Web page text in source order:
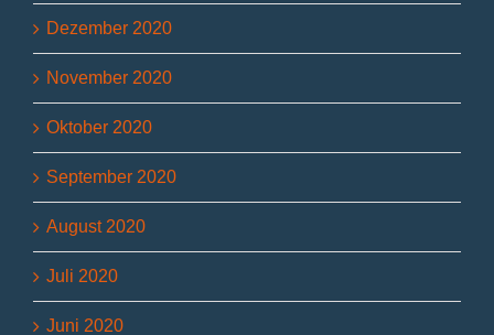
Dezember 2020
November 2020
Oktober 2020
September 2020
August 2020
Juli 2020
Juni 2020